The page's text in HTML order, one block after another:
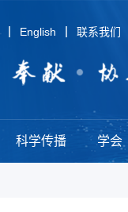
English 联系我们
科学传播 学会